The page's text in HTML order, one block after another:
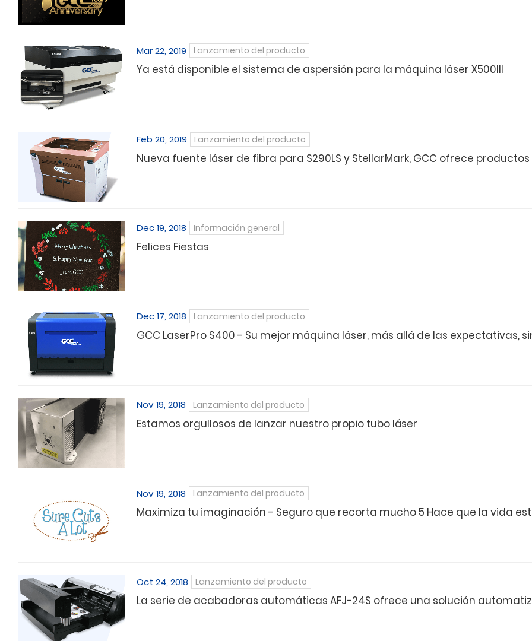
Mar 22, 2019 Lanzamiento del producto
Ya está disponible el sistema de aspersión para la máquina láser X500III
Feb 20, 2019 Lanzamiento del producto
Nueva fuente láser de fibra para S290LS y StellarMark, GCC ofrece
Dec 19, 2018 Información general
Felices Fiestas
Dec 17, 2018 Lanzamiento del producto
GCC LaserPro S400 - Su mejor máquina láser, más allá de las expectativas,
Nov 19, 2018 Lanzamiento del producto
Estamos orgullosos de lanzar nuestro propio tubo láser
Nov 19, 2018 Lanzamiento del producto
Maximiza tu imaginación - Seguro que recorta mucho 5 Hace que la vida
Oct 24, 2018 Lanzamiento del producto
La serie de acabadoras automáticas AFJ-24S ofrece una solución